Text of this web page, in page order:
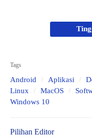
WinRAR
Offline
Android
Tags
Android Aplikasi
Linux
MacOS
Windows 10